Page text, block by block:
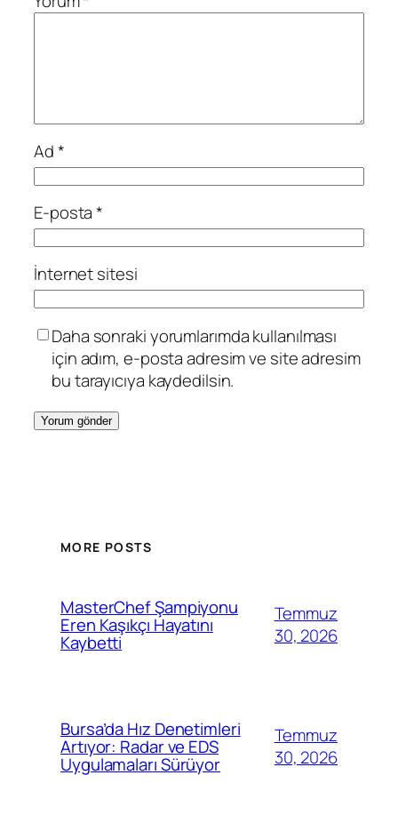
Ad*
E-posta*
İnternet sitesi
Daha sonraki yorumlarımda kullanılması
için adım, e-posta adresim ve site adresim
bu tarayıcıya kaydedilsin.
MORE POSTS
MasterChef Şampiyonu
Eren Kaşıkçı Hayatını
Kaybetti
Temmuz
30, 2026
Bursa’da Hız Denetimleri
Artıyor: Radar ve EDS
Uygulamaları Sürüyor
Temmuz
30, 2026